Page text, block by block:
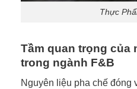
Thực
Tầm quan trọng của
trong ngành F&B
Nguyên liệu pha chế đóng